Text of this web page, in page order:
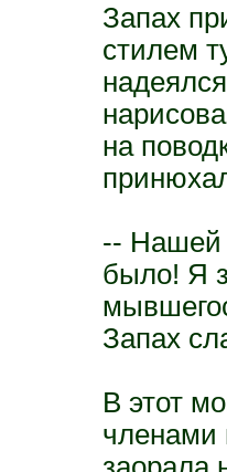
Запах
стилем
на
-- Нашей
было! Я
Запах
В этот
членами